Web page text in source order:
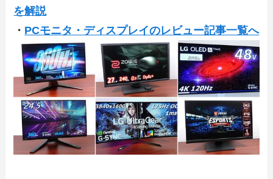
を解説
・ PCモニタ・ディスプレイのレビュー記事一覧へ